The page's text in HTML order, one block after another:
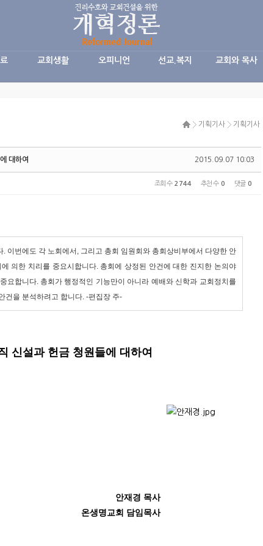
교회생활 오피니언 선교.복지 교회와 목사
기획기사 기획기사
2015.09.07 10:03
대하여
조회 수 2744 추천 수 0 댓글 0
이번에도 각 노회에서, 그리고 총회 임원회와 총회상비부에서 다양한 안
의한 치리를 중요시합니다. 총회에 상정된 안건에 대한 진지한 논의야
요합니다. 총회가 행정적인 기능만이 아니라 예배와 신학과 교회정치를
건을 분석하려고 합니다. -편집장 주-
신설과 헌금 청원들에 대하여
안재경 목사
온생명교회 담임목사